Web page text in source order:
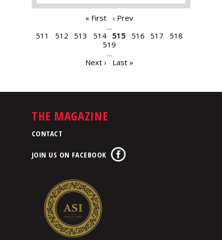
« First
‹ Prev
…
511
512 513 514 515 516 517
518
519
…
Next ›
Last »
THE MAGAZINE
CONTACT
JOIN US ON FACEBOOK